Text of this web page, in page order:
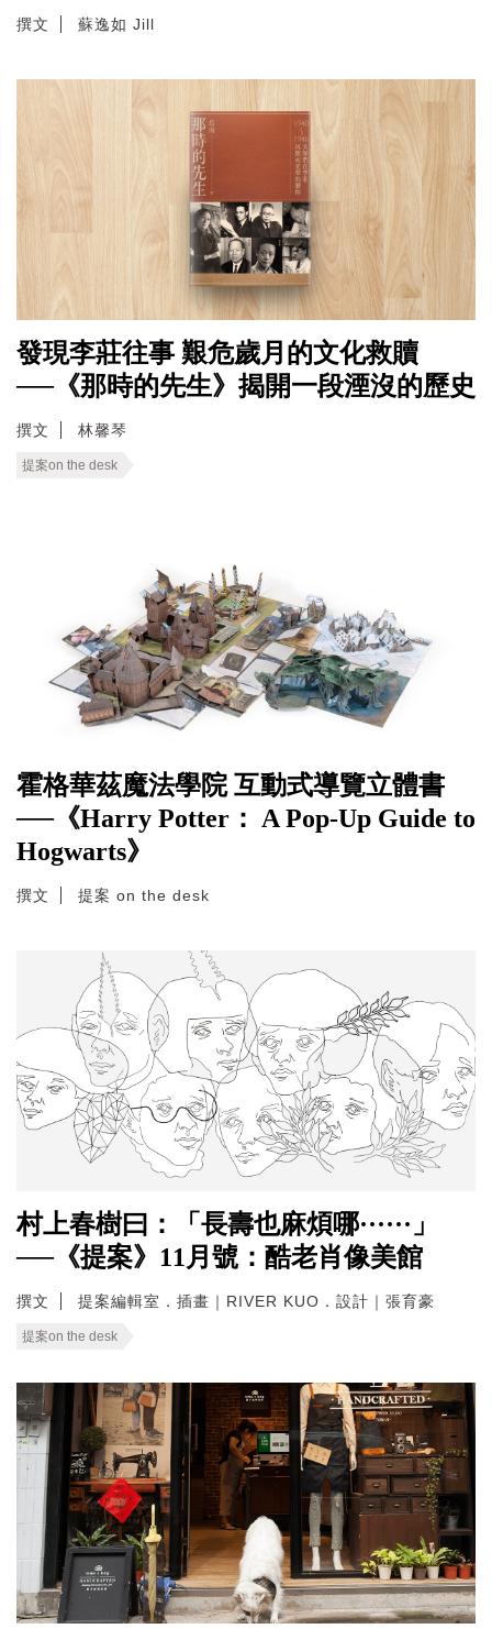
撰文 蘇逸如 Jill
發現李莊往事 艱危歲月的文化救贖
──《那時的先生》揭開一段湮沒的歷史
撰文 林馨琴
提案on the desk
霍格華茲魔法學院 互動式導覽立體書
──《Harry Potter： A Pop-Up Guide to
Hogwarts》
撰文 提案 on the desk
村上春樹曰：「長壽也麻煩哪······」
──《提案》11月號：酷老肖像美館
撰文 提案編輯室．插畫｜RIVER KUO．設計｜張育豪
提案on the desk